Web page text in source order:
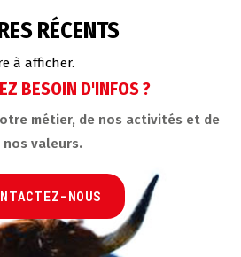
RÉCENTS
à afficher.
BESOIN D'INFOS ?
métier, de nos activités et de
nos valeurs.
NOUS